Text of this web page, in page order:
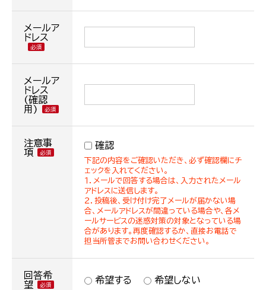
メールア
ドレス
メールア
ドレス
(確認
用)
注意事
項
確認
下記の内容をご確認いただき、必ず確認欄にチ
ェックを入れてください。
１．メールで回答する場合は、入力されたメール
アドレスに送信します。
２．投稿後、受け付け完了メールが届かない場
合、メールアドレスが間違っている場合や、各メ
ールサービスの迷惑対策の対象となっている場
合があります。再度確認するか、直接お電話で
担当所管までお問い合わせください。
回答希
望
希望する 希望しない